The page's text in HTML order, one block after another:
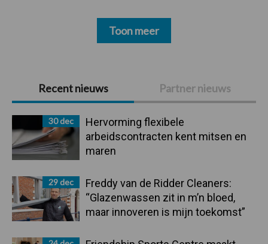
Primaire
Sidebar
Recent nieuws Partner nieuws
30 dec
Hervorming flexibele
arbeidscontracten kent mitsen en
maren
29 dec
Freddy van de Ridder Cleaners:
“Glazenwassen zit in m’n bloed,
maar innoveren is mijn toekomst”
Toon meer